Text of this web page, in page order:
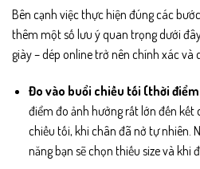
Bên cạnh việc thực hiện đúng các
thêm một số lưu ý quan trọng dưới
giày – dép online trở nên chính xác và
Đo vào buổi chiều tối (thời
điểm đo ảnh hưởng rất lớn đến kết
chiều tối, khi chân đã nở tự nhiên.
năng bạn sẽ chọn thiếu size và khi